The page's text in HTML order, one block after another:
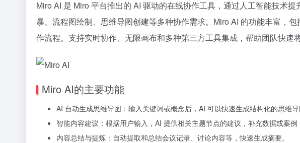
Miro AI 是 Miro 平台推出的 AI 驱动的在线协作工具，通过人工智能技术
暴、流程图绘制、思维导图创建等多种协作需求。Miro AI 的功能丰富，
作流程。支持实时协作、无限画布和多种第三方工具集成，帮助团队快速
Miro AI的主要功能
AI 自动生成思维导图：输入关键词或概念后，AI 可以快速生成结构化的思维导
智能内容建议：根据用户输入，AI 提供相关主题节点的建议，补充数据或案例
内容总结与提炼：自动提取和总结会议记录、讨论内容等，快速生成摘要。